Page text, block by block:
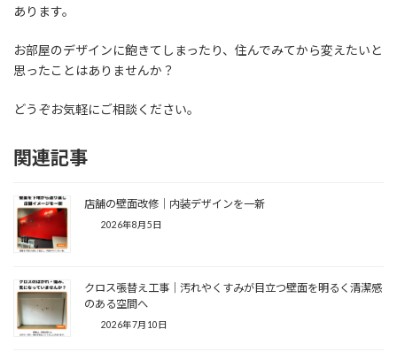
あります。
お部屋のデザインに飽きてしまったり、住んでみてから変えたいと
思ったことはありませんか？
どうぞお気軽にご相談ください。
関連記事
店舗の壁面改修｜内装デザインを一新
2026年8月5日
クロス張替え工事｜汚れやくすみが目立つ壁面を明るく清潔感
のある空間へ
2026年7月10日